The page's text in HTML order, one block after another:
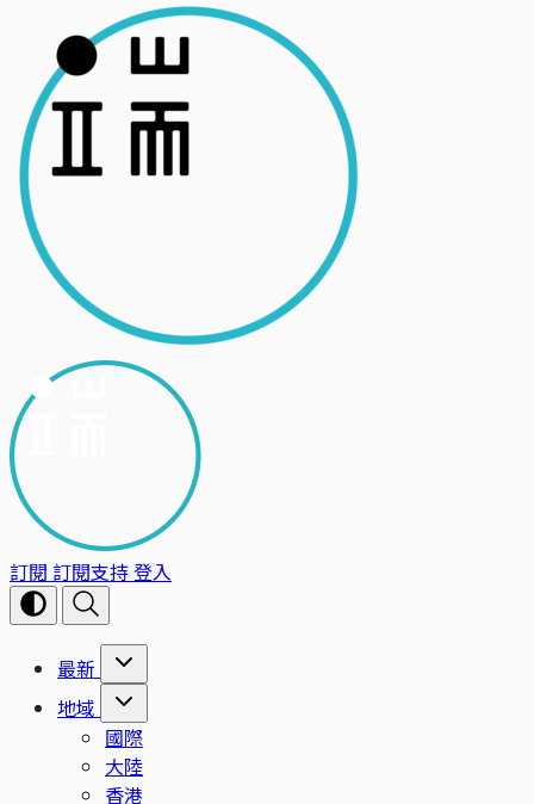
訂閱 訂閱支持登入
最新
地域
國際
大陸
香港